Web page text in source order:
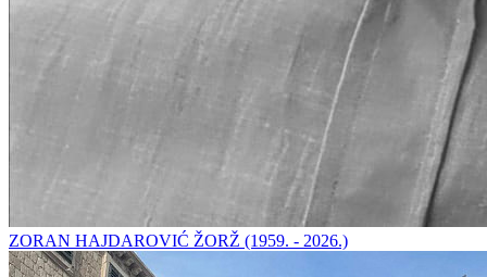
ZORAN HAJDAROVIĆ ŽORŽ (1959. - 2026.)